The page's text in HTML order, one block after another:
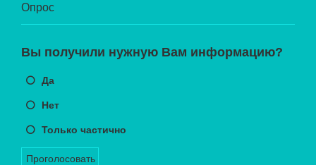
Опрос
Вы получили нужную Вам информацию?
Да
Нет
Только частично
Проголосовать